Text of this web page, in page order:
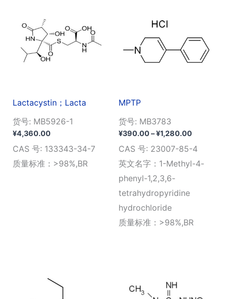
Lactacystin；Lacta
货号: MB5926-1
¥4,360.00
CAS 号: 133343-34-7
质量标准：>98%,BR
MPTP
货号: MB3783
¥390.00–¥1,280.00价
范
围：
¥390.00
CAS 号: 23007-85-4
英文名字：1-Methyl-4-
phenyl-1,2,3,6-
tetrahydropyridine
hydrochloride
质量标准：>98%,BR